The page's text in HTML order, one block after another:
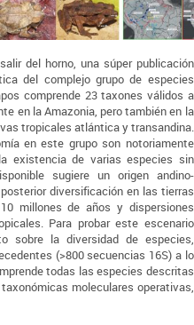
del horno, una súper publicación
del complejo grupo de especies
comprende 23 taxones válidos a
en la Amazonia, pero también en la
tropicales atlántica y transandina.
en este grupo son notoriamente
existencia de varias especies sin
sugiere un origen andino-
diversificación en las tierras
millones de años y dispersiones
Para probar este escenario
sobre la diversidad de especies,
(>800 secuencias 16S) a lo
todas las especies descritas
moleculares operativas,